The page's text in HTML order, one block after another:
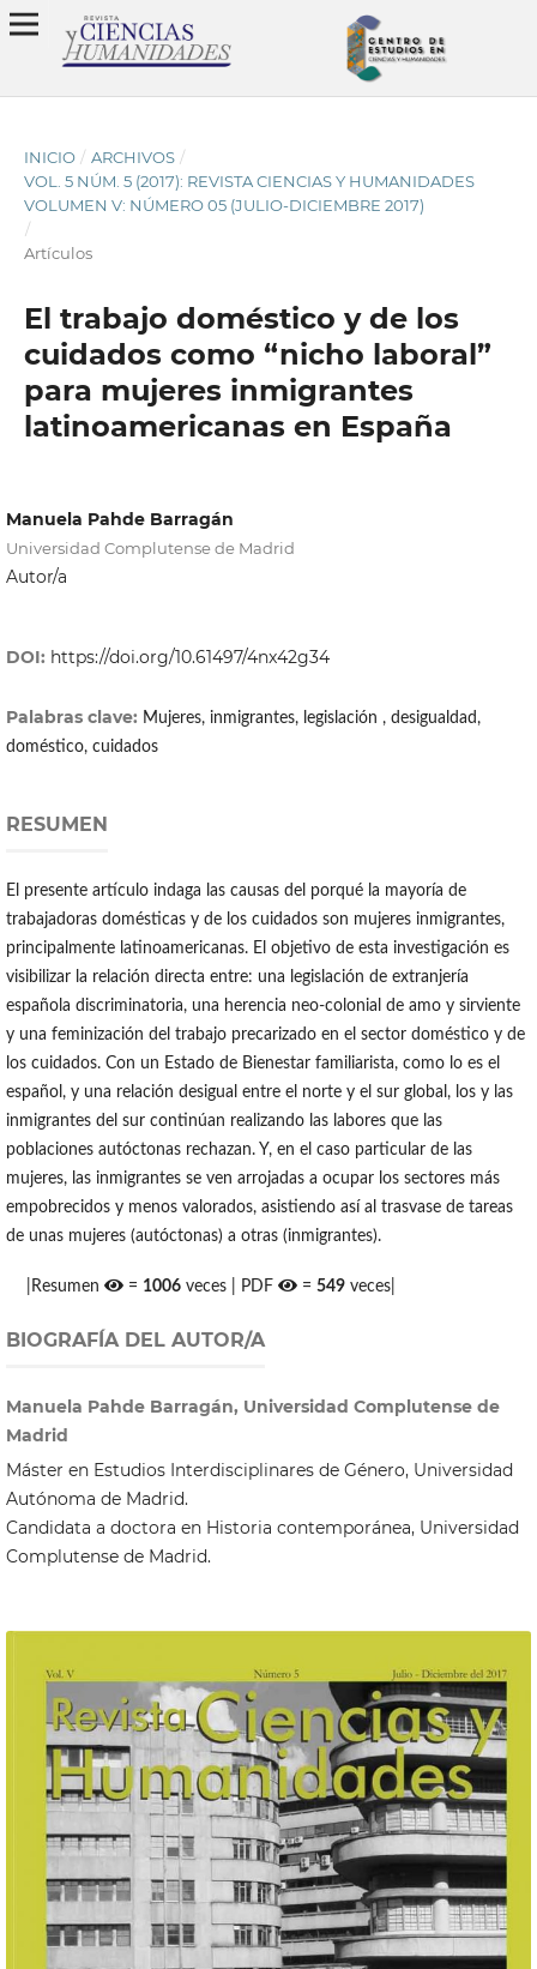
INICIO / ARCHIVOS /
VOL. 5 NÚM. 5 (2017): REVISTA CIENCIAS Y HUMANIDADES
VOLUMEN V: NÚMERO 05 (JULIO-DICIEMBRE 2017)
/
Artículos
El trabajo doméstico y de los
cuidados como “nicho laboral”
para mujeres inmigrantes
latinoamericanas en España
Manuela Pahde Barragán
Universidad Complutense de Madrid
Autor/a
DOI: https://doi.org/10.61497/4nx42g34
Palabras clave: Mujeres, inmigrantes, legislación , desigualdad,
doméstico, cuidados
RESUMEN
El presente artículo indaga las causas del porqué la mayoría de
trabajadoras domésticas y de los cuidados son mujeres inmigrantes,
principalmente latinoamericanas. El objetivo de esta investigación es
visibilizar la relación directa entre: una legislación de extranjería
española discriminatoria, una herencia neo-colonial de amo y sirviente
y una feminización del trabajo precarizado en el sector doméstico y de
los cuidados. Con un Estado de Bienestar familiarista, como lo es el
español, y una relación desigual entre el norte y el sur global, los y las
inmigrantes del sur continúan realizando las labores que las
poblaciones autóctonas rechazan. Y, en el caso particular de las
mujeres, las inmigrantes se ven arrojadas a ocupar los sectores más
empobrecidos y menos valorados, asistiendo así al trasvase de tareas
de unas mujeres (autóctonas) a otras (inmigrantes).
|Resumen = 1006 veces | PDF =549 veces|
BIOGRAFÍA DEL AUTOR/A
Manuela Pahde Barragán, Universidad Complutense de
Madrid
Máster en Estudios Interdisciplinares de Género, Universidad
Autónoma de Madrid.
Candidata a doctora en Historia contemporánea, Universidad
Complutense de Madrid.